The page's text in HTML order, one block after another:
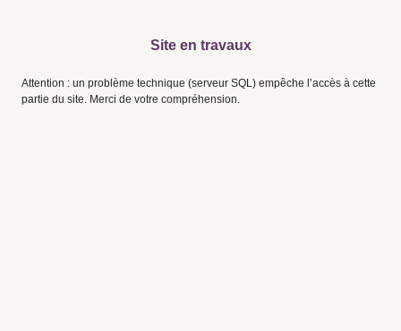
Site en travaux
Attention : un problème technique (serveur SQL) empêche l’accès à cette
partie du site. Merci de votre compréhension.